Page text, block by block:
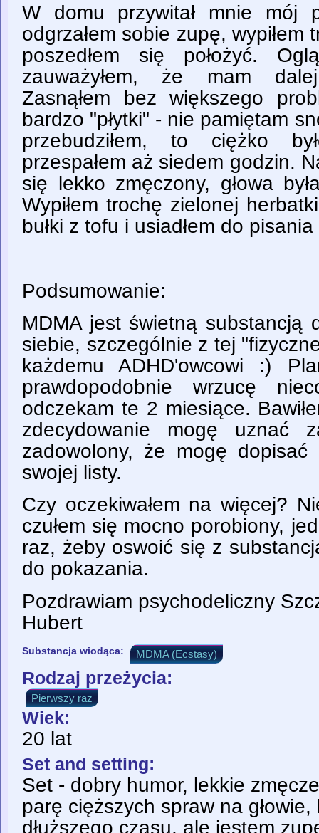
W domu przywitał mnie mój
odgrzałem sobie zupę,
poszedłem się położyć.
zauważyłem, że mam
Zasnąłem bez większego
bardzo "płytki" - nie pamiętam
przebudziłem, to ciężko
przespałem aż siedem godzin.
się lekko zmęczony, głowa
Wypiłem trochę zielonej
bułki z tofu i usiadłem do
Podsumowanie:
MDMA jest świetną substancją
siebie, szczególnie z tej
każdemu ADHD'owcowi :)
prawdopodobnie wrzucę
odczekam te 2 miesiące.
zdecydowanie mogę uznać
zadowolony, że mogę
swojej listy.
Czy oczekiwałem na więcej?
czułem się mocno porobiony,
raz, żeby oswoić się z
do pokazania.
Pozdrawiam psychodeliczny
Hubert
Substancja wiodąca: MDMA (Ecstasy)
Rodzaj przeżycia:
Pierwszy raz
Wiek:
20 lat
Set and setting:
Set - dobry humor, lekkie
parę cięższych spraw na
dłuższego czasu, ale jestem